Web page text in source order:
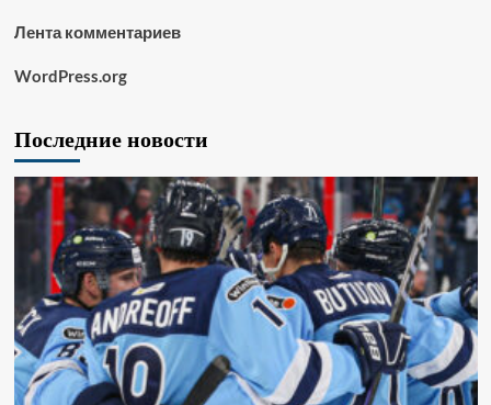
Лента комментариев
WordPress.org
Последние новости